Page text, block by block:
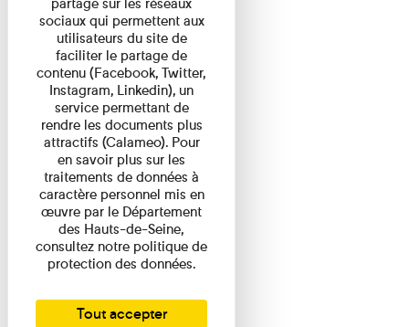
sociaux qui permettent aux
utilisateurs du site de
faciliter le partage de
contenu (Facebook, Twitter,
Instagram, Linkedin), un
service permettant de
rendre les documents plus
attractifs (Calameo). Pour
en savoir plus sur les
traitements de données à
caractère personnel mis en
œuvre par le Département
des Hauts-de-Seine,
consultez notre politique de
protection des données.
Tout accepter